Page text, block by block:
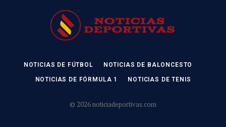
NOTICIAS DE FÚTBOL NOTICIAS DE BALONCESTO
NOTICIAS DE FÓRMULA 1 NOTICIAS DE TENIS
© 2026 noticiadeportivas.com